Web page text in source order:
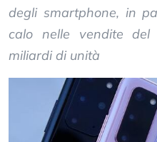
degli smartphone, in
calo nelle vendite
miliardi di unità